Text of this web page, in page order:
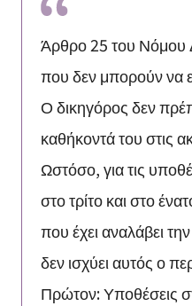
Άρθρο 25 του Νόμου
που δεν μπορούν να
Ο δικηγόρος δεν
καθήκοντά του στις
Ωστόσο, για τις
στο τρίτο και στο
που έχει αναλάβει
δεν ισχύει αυτός ο
Πρώτον: Υποθέσεις